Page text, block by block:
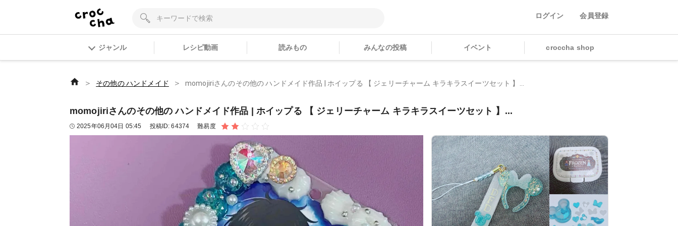
ログイン 会員登録
ジャンル レシピ動画 読みもの みんなの投稿 イベント croccha shop
＞ その他の ハンドメイド ＞ momojiriさんのその他の ハンドメイド作品 | ホイップる 【 ジェリーチャーム キラキラスイーツセット 】...
momojiriさんのその他の ハンドメイド作品 | ホイップる 【 ジェリーチャーム キラキラスイーツセット 】...
2025年06月04日 05:45 投稿ID:64374 難易度